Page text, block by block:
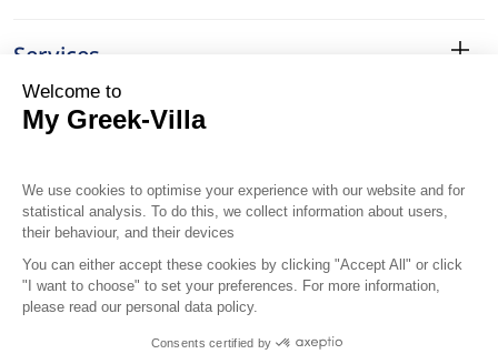
Services
Le Quartier
Localisation